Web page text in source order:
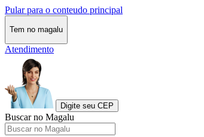
Pular para o conteudo principal
Tem no magalu
Atendimento
Digite seu CEP
Buscar no Magalu